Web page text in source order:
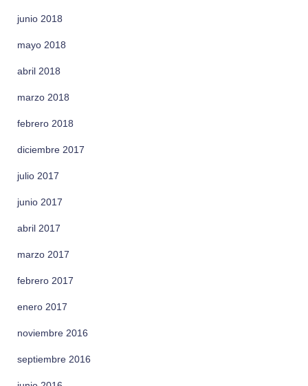
junio 2018
mayo 2018
abril 2018
marzo 2018
febrero 2018
diciembre 2017
julio 2017
junio 2017
abril 2017
marzo 2017
febrero 2017
enero 2017
noviembre 2016
septiembre 2016